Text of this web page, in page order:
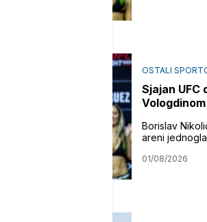
OSTALI
Sjajan UFC
Borislav
areni
01/08/2026